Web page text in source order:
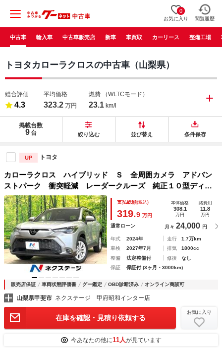
0
お気に入り 閲覧履歴
中古車 輸入車 中古車販売店 新車 車買取 カーリース 整備工場
トヨタカローラクロスの中古車（山梨県）
総合評価
4.3
平均価格
323.2 万円
燃費 （WLTCモード）
23.1 km/l
掲載台数
9 台 絞り込む 並び替え 条件保存
UP トヨタ
カローラクロス ハイブリッド Ｓ 全周囲カメラ アドバン
ストパーク 衝突軽減 レーダークルーズ 純正１０型ディス
プレイ ＡＣ１００Ｖ電源 禁煙車 コーナーセンサー スマ
ートキー ＬＥＤヘッド ＥＴＣ２．０ デュアルエアコン
支払総額(税込)
319.9 万円
本体価格
308.1
万円
諸費用
11.8
万円
通常ローン 月々 24,000 円
年式 2024年 走行
1.7万km
車検
2027年7月 排気
1800cc
整備
法定整備付 修復
なし
保証
保証付 (3ヶ月・3000km)
販売店保証 車両状態評価書 グー鑑定 OBD診断済み オンライン商談可
山梨県甲斐市 ネクステージ 甲府昭和インター店
在庫を確認・見積り依頼する
お気に入り
今あなたの他に11人が見ています